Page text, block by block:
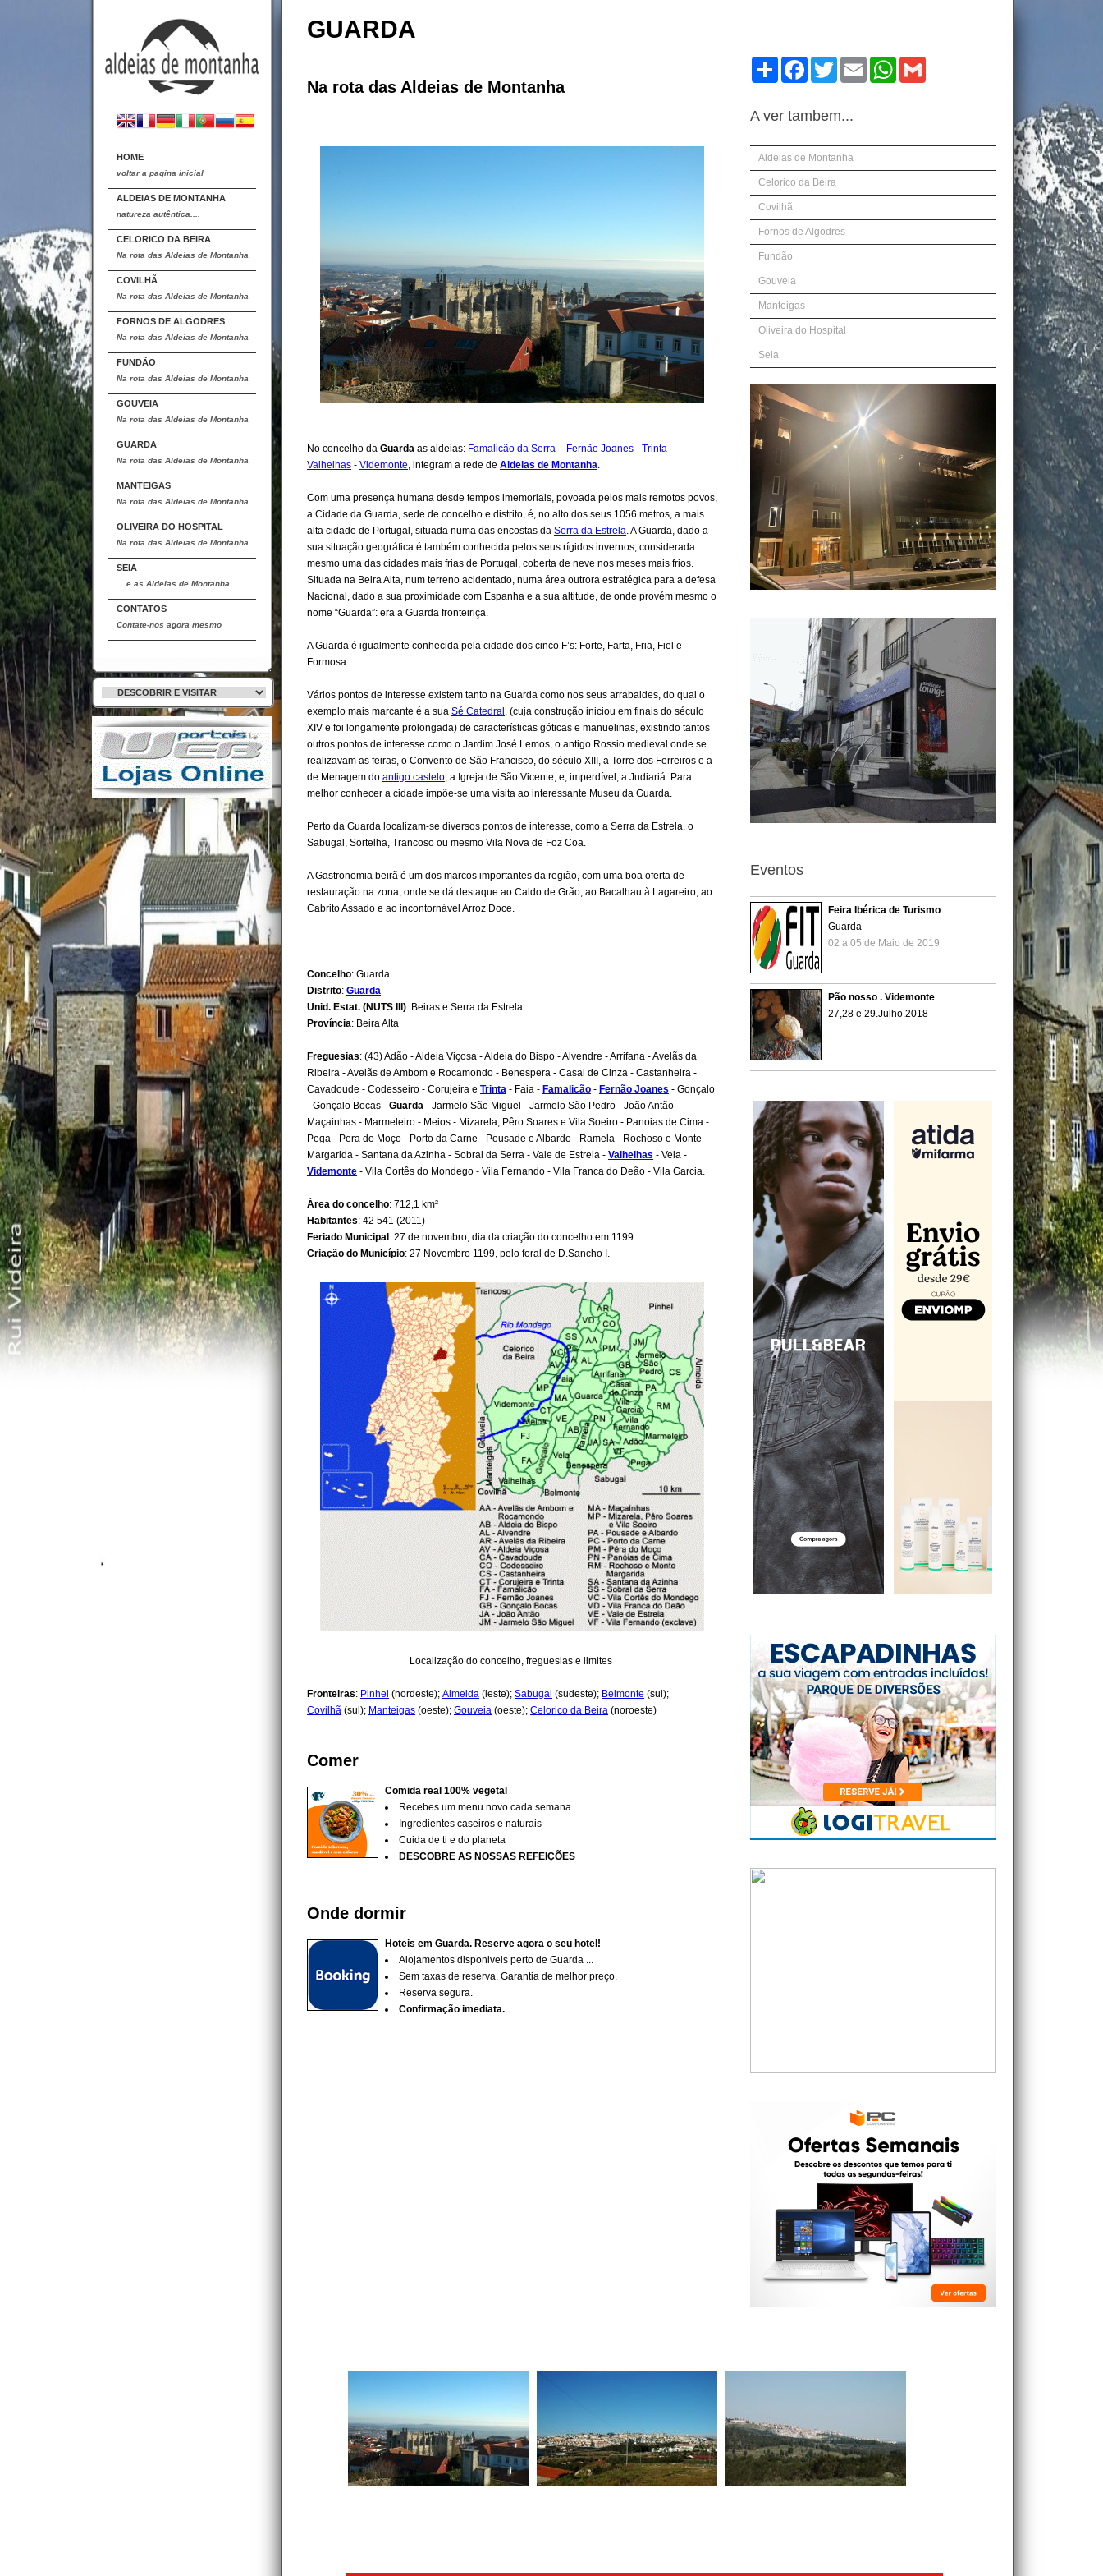
HOME
voltar a pagina inicial
ALDEIAS DE MONTANHA
natureza autêntica....
CELORICO DA BEIRA
Na rota das Aldeias de Montanha
COVILHÃ
Na rota das Aldeias de Montanha
FORNOS DE ALGODRES
Na rota das Aldeias de Montanha
FUNDÃO
Na rota das Aldeias de Montanha
GOUVEIA
Na rota das Aldeias de Montanha
GUARDA
Na rota das Aldeias de Montanha
MANTEIGAS
Na rota das Aldeias de Montanha
OLIVEIRA DO HOSPITAL
Na rota das Aldeias de Montanha
SEIA
... e as Aldeias de Montanha
CONTATOS
Contate-nos agora mesmo
GUARDA
Na rota das Aldeias de Montanha
No concelho da Guarda as aldeias: Famalicão da Serra - Fernão Joanes - Trinta -
Valhelhas - Videmonte , integram a rede de Aldeias de Montanha
Com uma presença humana desde tempos imemoriais, povoada pelos mais remotos povos,
a Cidade da Guarda, sede de concelho e distrito, é, no alto dos seus 1056 metros, a mais
alta cidade de Portugal, situada numa das encostas da Serra da Estrela . A Guarda, dado a
sua situação geográfica é também conhecida pelos seus rígidos invernos, considerada
mesmo uma das cidades mais frias de Portugal, coberta de neve nos meses mais frios.
Situada na Beira Alta, num terreno acidentado, numa área outrora estratégica para a defesa
Nacional, dado a sua proximidade com Espanha e a sua altitude, de onde provém mesmo o
nome “Guarda”: era a Guarda fronteiriça.
A Guarda é igualmente conhecida pela cidade dos cinco F’s: Forte, Farta, Fria, Fiel e
Formosa.
Vários pontos de interesse existem tanto na Guarda como nos seus arrabaldes, do qual o
exemplo mais marcante é a sua Sé Catedral , (cuja construção iniciou em finais do século
XIV e foi longamente prolongada) de características góticas e manuelinas, existindo tantos
outros pontos de interesse como o Jardim José Lemos, o antigo Rossio medieval onde se
realizavam as feiras, o Convento de São Francisco, do século XIII, a Torre dos Ferreiros e a
de Menagem do antigo castelo , a Igreja de São Vicente, e, imperdível, a Judiariá. Para
melhor conhecer a cidade impõe-se uma visita ao interessante Museu da Guarda.
Perto da Guarda localizam-se diversos pontos de interesse, como a Serra da Estrela, o
Sabugal, Sortelha, Trancoso ou mesmo Vila Nova de Foz Coa.
A Gastronomia beirã é um dos marcos importantes da região, com uma boa oferta de
restauração na zona, onde se dá destaque ao Caldo de Grão, ao Bacalhau à Lagareiro, ao
Cabrito Assado e ao incontornável Arroz Doce.
Concelho: Guarda
Distrito: Guarda
Unid. Estat. (NUTS III): Beiras e Serra da Estrela
Província: Beira Alta
Freguesias: (43) Adão - Aldeia Viçosa - Aldeia do Bispo - Alvendre - Arrifana - Avelãs da
Ribeira - Avelãs de Ambom e Rocamondo - Benespera - Casal de Cinza - Castanheira -
Cavadoude - Codesseiro - Corujeira e Trinta - Faia - Famalicão - Fernão Joanes - Gonçalo
- Gonçalo Bocas - Guarda - Jarmelo São Miguel - Jarmelo São Pedro - João Antão -
Maçainhas - Marmeleiro - Meios - Mizarela, Pêro Soares e Vila Soeiro - Panoias de Cima -
Pega - Pera do Moço - Porto da Carne - Pousade e Albardo - Ramela - Rochoso e Monte
Margarida - Santana da Azinha - Sobral da Serra - Vale de Estrela - Valhelhas - Vela -
Videmonte - Vila Cortês do Mondego - Vila Fernando - Vila Franca do Deão - Vila Garcia.
Área do concelho: 712,1 km²
Habitantes: 42 541 (2011)
Feriado Municipal: 27 de novembro, dia da criação do concelho em 1199
Criação do Município: 27 Novembro 1199, pelo foral de D.Sancho I.
Localização do concelho, freguesias e limites
Fronteiras: Pinhel (nordeste); Almeida (leste); Sabugal (sudeste); Belmonte (sul);
Covilhã (sul); Manteigas (oeste); Gouveia (oeste); Celorico da Beira (noroeste)
Comer
Comida real 100% vegetal
Recebes um menu novo cada semana
Ingredientes caseiros e naturais
Cuida de ti e do planeta
DESCOBRE AS NOSSAS REFEIÇÕES
Onde dormir
Hoteis em Guarda. Reserve agora o seu hotel!
Alojamentos disponiveis perto de Guarda ...
Sem taxas de reserva. Garantia de melhor preço.
Reserva segura.
Confirmação imediata.
CompartilheFacebookTwitter Email WhatsApp
A ver tambem...
Aldeias de Montanha
Celorico da Beira
Covilhã
Fornos de Algodres
Fundão
Gouveia
Manteigas
Oliveira do Hospital
Seia
Eventos
Feira Ibérica de Turismo
Guarda
02 a 05 de Maio de 2019
Pão nosso . Videmonte
27,28 e 29.Julho.2018